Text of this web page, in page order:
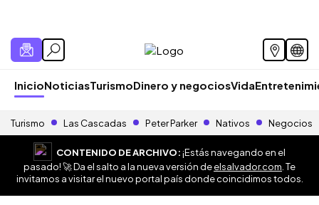
InicioNoticiasTurismoDinero y negociosVida
Turismo Las Cascadas Peter Parker Nativos Negocios
CONTENIDO DE ARCHIVO:¡Estás navegando en el
pasado! 🚀 Da el salto a la nueva versión deelsalvador.com . Te
invitamos a visitar el nuevo portal país donde coincidimos todos.